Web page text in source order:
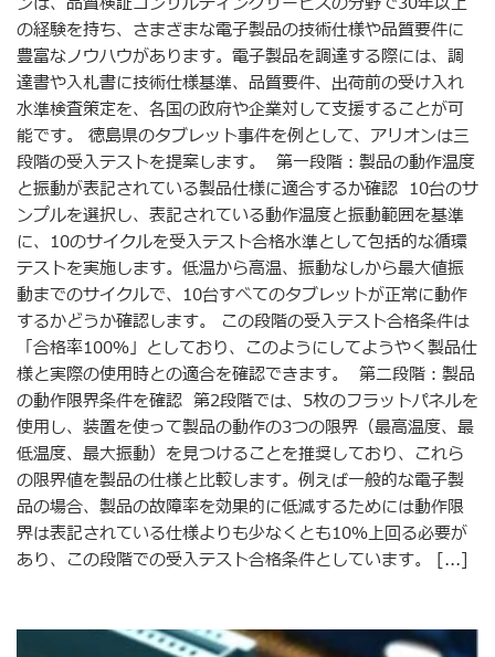
の経験を持ち、さまざまな電子製品の技術仕様や品質要件に
豊富なノウハウがあります。電子製品を調達する際には、調
達書や入札書に技術仕様基準、品質要件、出荷前の受け入れ
水準検査策定を、各国の政府や企業対して支援することが可
能です。 徳島県のタブレット事件を例として、アリオンは三
段階の受入テストを提案します。 第一段階：製品の動作温度
と振動が表記されている製品仕様に適合するか確認 10台のサ
ンプルを選択し、表記されている動作温度と振動範囲を基準
に、10のサイクルを受入テスト合格水準として包括的な循環
テストを実施します。低温から高温、振動なしから最大値振
動までのサイクルで、10台すべてのタブレットが正常に動作
するかどうか確認します。 この段階の受入テスト合格条件は
「合格率100％」としており、このようにしてようやく製品仕
様と実際の使用時との適合を確認できます。 第二段階：製品
の動作限界条件を確認 第2段階では、5枚のフラットパネルを
使用し、装置を使って製品の動作の3つの限界（最高温度、最
低温度、最大振動）を見つけることを推奨しており、これら
の限界値を製品の仕様と比較します。例えば一般的な電子製
品の場合、製品の故障率を効果的に低減するためには動作限
界は表記されている仕様よりも少なくとも10％上回る必要が
あり、この段階での受入テスト合格条件としています。 [...]